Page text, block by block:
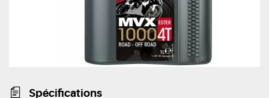
Spécifications